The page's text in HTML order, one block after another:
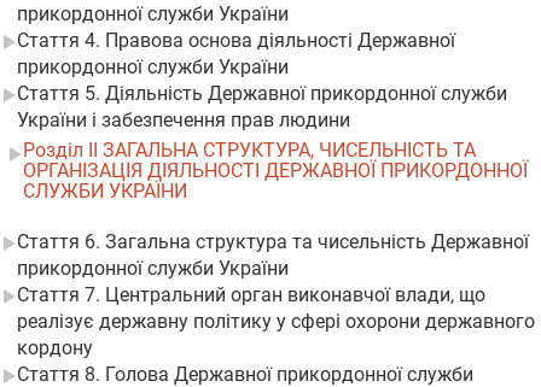
прикордонної служби України
Стаття 4. Правова основа діяльності Державної
прикордонної служби України
Стаття 5. Діяльність Державної прикордонної служби
України і забезпечення прав людини
Розділ II ЗАГАЛЬНА СТРУКТУРА, ЧИСЕЛЬНІСТЬ ТА
ОРГАНІЗАЦІЯ ДІЯЛЬНОСТІ ДЕРЖАВНОЇ ПРИКОРДОННОЇ
СЛУЖБИ УКРАЇНИ
Стаття 6. Загальна структура та чисельність Державної
прикордонної служби України
Стаття 7. Центральний орган виконавчої влади, що
реалізує державну політику у сфері охорони державного
кордону
Стаття 8. Голова Державної прикордонної служби